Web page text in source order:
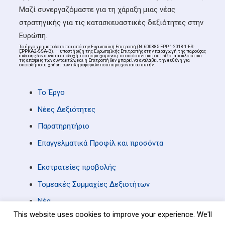
Μαζί συνεργαζόμαστε για τη χάραξη μιας νέας
στρατηγικής για τις κατασκευαστικές δεξιότητες στην
Ευρώπη.
Το έργο χρηματοδοτείται από την Ευρωπαϊκή Επιτροπή (Ν. 600885-ΕΡΡ-1-2018-1-ES-
EPPKA2-SSA-B). Η υποστήριξη της Ευρωπαϊκής Επιτροπής στην παραγωγή της παρούσας
έκδοσης δεν συνιστά αποδοχή του περιεχομένου, το οποίο αντικατοπτρίζει αποκλειστικά
τις απόψεις των συντακτών, και η Επιτροπή δεν μπορεί να αναλάβει την ευθύνη για
οποιαδήποτε χρήση των πληροφοριών που περιέχονται σε αυτήν.
Το Έργο
Νέες Δεξιότητες
Παρατηρητήριο
Επαγγελματικά Προφίλ και προσόντα
Εκστρατείες προβολής
Τομεακές Συμμαχίες Δεξιοτήτων
Νέα
Επικοινωνία
This website uses cookies to improve your experience. We'll